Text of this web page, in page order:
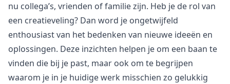
nu collega’s, vrienden of familie zijn. Heb je de rol van
een creatieveling? Dan word je ongetwijfeld
enthousiast van het bedenken van nieuwe ideeën en
oplossingen. Deze inzichten helpen je om een baan te
vinden die bij je past, maar ook om te begrijpen
waarom je in je huidige werk misschien zo gelukkig